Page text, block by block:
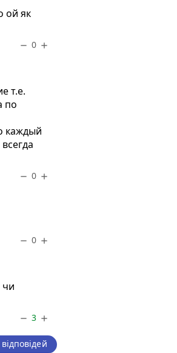
ой як
remove 0 add
т.е.
по
каждый
remove 0 add
remove 0 add
чи
remove 3 add